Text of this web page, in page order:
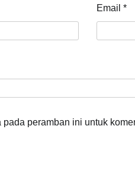
Email*
peramban ini untuk